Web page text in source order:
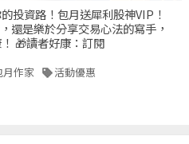
投資路！包月送犀利股神VIP！
還是樂於分享交易心法的寫手，
🎁讀者好康：訂閱
月作家 活動優惠